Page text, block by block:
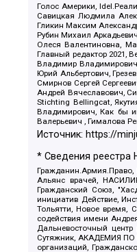
Голос Америки,
Савицкая Людмила
Гликин Максим
Рубин Михаил
Олеся Валентиновна,
Главный редактор 2021,
Владимир
Юрий Альбертович,
Смирнов Сергей
Андрей Вячеславович,
Stichting Bellingcat,
Владимирович, Как бы
Валерьевич , Гималова
Источник: https://
* Сведения реестра
Гражданин.Армия.Право,
Альянс врачей,
Гражданский Союз,
инициатив Действие,
Тольятти, Новое время,
содействия имени
Дальневосточный
Сутяжник, АКАДЕМИЯ ПО
организаций,